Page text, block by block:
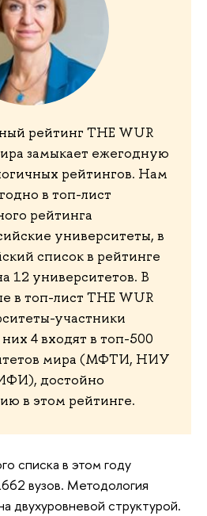
рейтинг THE WUR
замыкает ежегодную
рейтингов. Нам
в топ-лист
рейтинга
университеты, в
список в рейтинге
12 университетов. В
в топ-лист THE WUR
участники
4 входят в топ-500
мира (МФТИ, НИУ
достойно
в этом рейтинге.
списка в этом году
вузов. Методология
двухуровневой структурой.